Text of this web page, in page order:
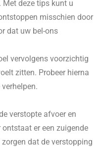
deze tips kunt u
misschien door
dat uw bel-ons
vervolgens voorzichtig
zitten. Probeer hierna
verstopte afvoer en
ontstaat er een zuigende
dat de verstopping